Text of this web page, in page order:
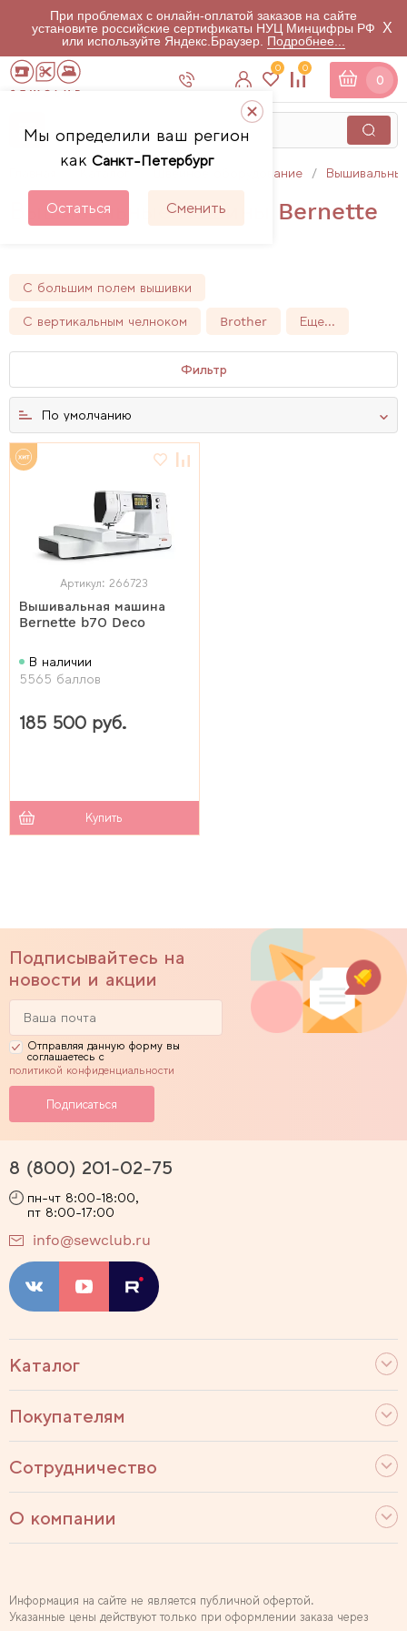
При проблемах с онлайн-оплатой заказов на сайте
установите российские сертификаты НУЦ Минцифры РФ
или используйте Яндекс.Браузер. Подробнее...
X
Мы определили ваш регион
как Санкт-Петербург
Остаться Сменить
0 0
0
Швейное оборудование
Вышивальные машины Bernette
С большим полем вышивки
С вертикальным челноком Brother Еще...
Фильтр
По умолчанию
Артикул: 266723
Вышивальная машина
Bernette b70 Deco
В наличии
5565 баллов
185 500 руб.
Купить
Подписывайтесь на
новости и акции
Отправляя данную форму вы
соглашаетесь с
политикой конфиденциальности
Каталог
Покупателям
Сотрудничество
О компании
8 (800) 201-02-75
пн-чт 8:00-18:00,
пт 8:00-17:00
info@sewclub.ru
Информация на сайте не является публичной офертой.
Указанные цены действуют только при оформлении заказа через